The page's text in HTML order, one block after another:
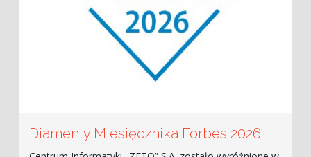
Diamenty Miesięcznika Forbes 2026